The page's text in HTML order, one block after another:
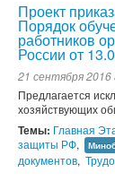
Проект
Порядок
работников
России от
21 сентября 2016
Предлагается
хозяйствующих
Темы: Главная
защиты РФ,
документов,